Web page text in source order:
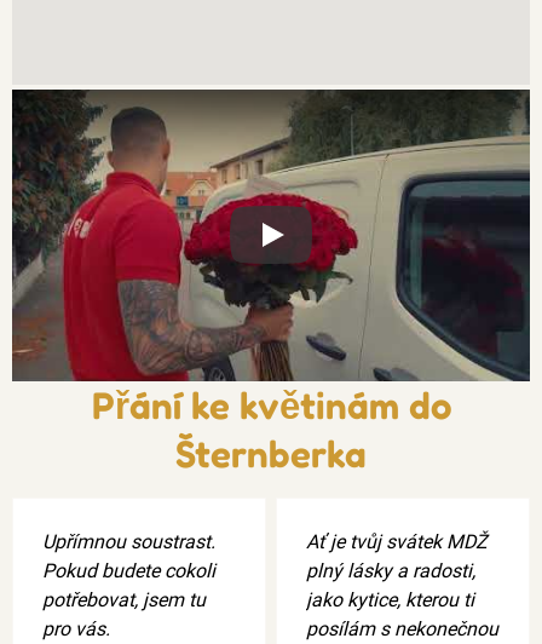
Xxx
Přání ke květinám do
Šternberka
Upřímnou soustrast.
Pokud budete cokoli
potřebovat, jsem tu
pro vás.
Ať je tvůj svátek MDŽ
plný lásky a radosti,
jako kytice, kterou ti
posílám s nekonečnou